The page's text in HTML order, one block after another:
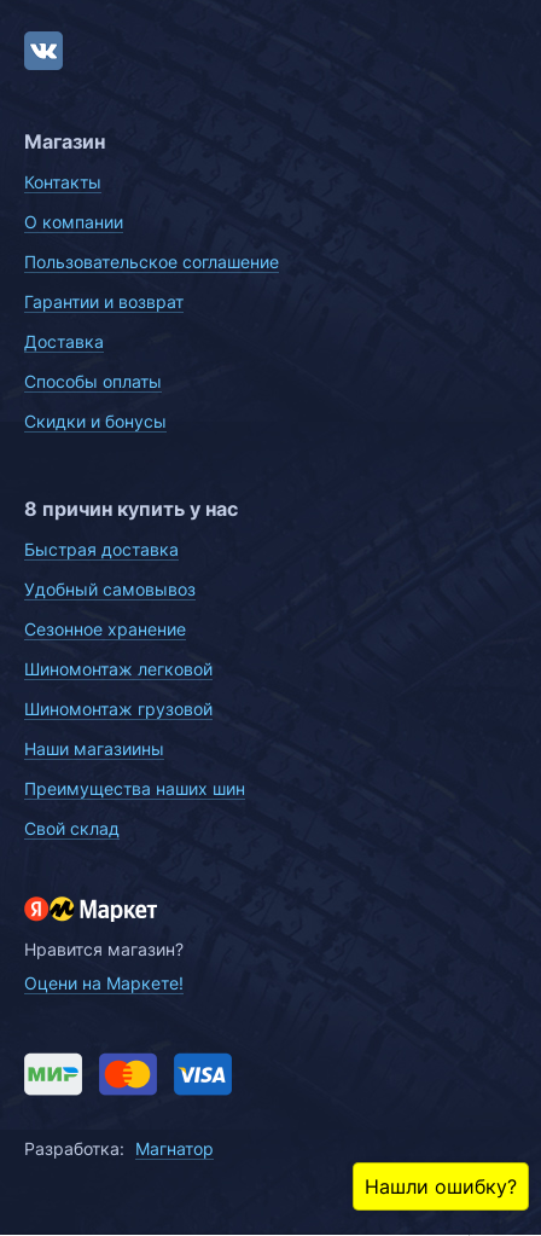
Магазин
Контакты
О компании
Пользовательское соглашение
Гарантии и возврат
Доставка
Способы оплаты
Скидки и бонусы
8 причин купить у нас
Быстрая доставка
Удобный самовывоз
Сезонное хранение
Шиномонтаж легковой
Шиномонтаж грузовой
Наши магазиины
Преимущества наших шин
Свой склад
Нравится магазин?
Оцени на Маркете!
Разработка: Магнатор
Нашли ошибку?